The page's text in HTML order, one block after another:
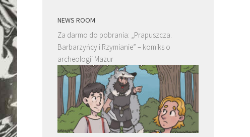
NEWS ROOM
Za darmo do pobrania: „Prapuszcza.
Barbarzyńcy i Rzymianie” – komiks o
archeologii Mazur